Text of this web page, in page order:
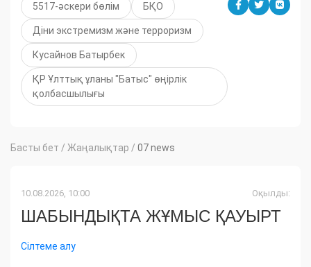
5517-әскери бөлім БҚО
Діни экстремизм және терроризм
Кусайнов Батырбек
ҚР Ұлттық ұланы "Батыс" өңірлік
қолбасшылығы
Басты бет / Жаңалықтар / 07 news
10.08.2026, 10:00 Оқылды:
ШАБЫНДЫҚТА ЖҰМЫС ҚАУЫРТ
Сілтеме алу